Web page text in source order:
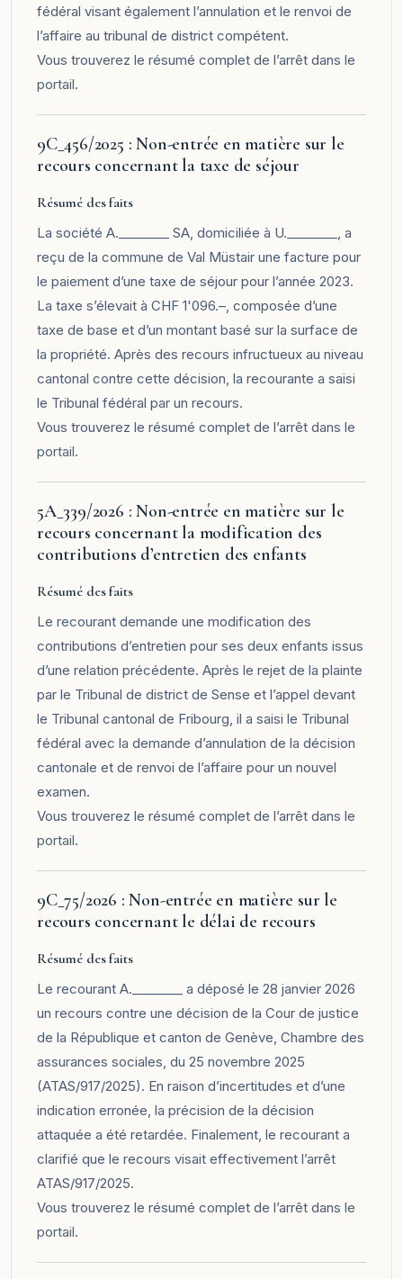
fédéral visant également l’annulation et le renvoi de
l’affaire au tribunal de district compétent.
Vous trouverez le résumé complet de l’arrêt dans le
portail.
9C_456/2025 : Non-entrée en matière sur le
recours concernant la taxe de séjour
Résumé des faits
La société A.________ SA, domiciliée à U.________, a
reçu de la commune de Val Müstair une facture pour
le paiement d’une taxe de séjour pour l’année 2023.
La taxe s’élevait à CHF 1'096.–, composée d’une
taxe de base et d’un montant basé sur la surface de
la propriété. Après des recours infructueux au niveau
cantonal contre cette décision, la recourante a saisi
le Tribunal fédéral par un recours.
Vous trouverez le résumé complet de l’arrêt dans le
portail.
5A_339/2026 : Non-entrée en matière sur le
recours concernant la modification des
contributions d’entretien des enfants
Résumé des faits
Le recourant demande une modification des
contributions d’entretien pour ses deux enfants issus
d’une relation précédente. Après le rejet de la plainte
par le Tribunal de district de Sense et l’appel devant
le Tribunal cantonal de Fribourg, il a saisi le Tribunal
fédéral avec la demande d’annulation de la décision
cantonale et de renvoi de l’affaire pour un nouvel
examen.
Vous trouverez le résumé complet de l’arrêt dans le
portail.
9C_75/2026 : Non-entrée en matière sur le
recours concernant le délai de recours
Résumé des faits
Le recourant A.________ a déposé le 28 janvier 2026
un recours contre une décision de la Cour de justice
de la République et canton de Genève, Chambre des
assurances sociales, du 25 novembre 2025
(ATAS/917/2025). En raison d’incertitudes et d’une
indication erronée, la précision de la décision
attaquée a été retardée. Finalement, le recourant a
clarifié que le recours visait effectivement l’arrêt
ATAS/917/2025.
Vous trouverez le résumé complet de l’arrêt dans le
portail.